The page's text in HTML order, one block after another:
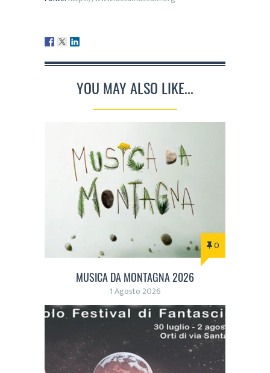
YOU MAY ALSO LIKE...
0
MUSICA DA MONTAGNA 2026
1 Agosto 2026